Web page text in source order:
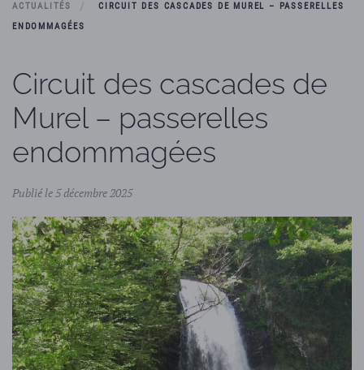
ACTUALITÉS
CIRCUIT DES CASCADES DE MUREL – PASSERELLES
ENDOMMAGÉES
Circuit des cascades de
Murel – passerelles
endommagées
Publié le 5 décembre 2025